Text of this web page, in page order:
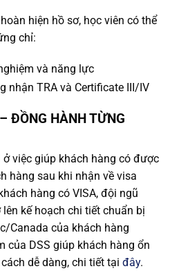
hiện hồ sơ, học viên có thể
chỉ:
và năng lực
nhận TRA và Certificate III/IV
ĐỒNG HÀNH TỪNG
ở việc giúp khách hàng có được
hàng sau khi nhận về visa
hàng có VISA, đội ngũ
kế hoạch chi tiết chuẩn bị
Canada của khách hàng
của DSS giúp khách hàng ổn
dễ dàng, chi tiết tại đây.